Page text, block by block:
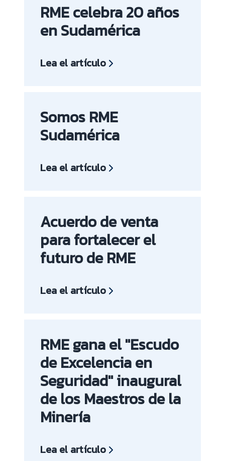
RME celebra 20 años
en Sudamérica
Lea el artículo
Somos RME
Sudamérica
Lea el artículo
Acuerdo de venta
para fortalecer el
futuro de RME
Lea el artículo
RME gana el "Escudo
de Excelencia en
Seguridad" inaugural
de los Maestros de la
Minería
Lea el artículo